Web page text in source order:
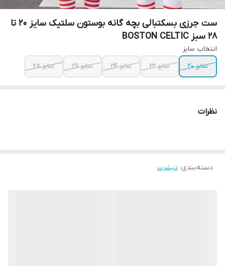
ست جرزی بسکتبالی بچه گانه بوستون سلتیک سایز 20 تا
28 سبز BOSTON CELTIC
انتخاب سایز
سایز 20
سایز 22 سایز 24 سایز 26 سایز 28
نظرات
دسته‌بندی: تیشرت